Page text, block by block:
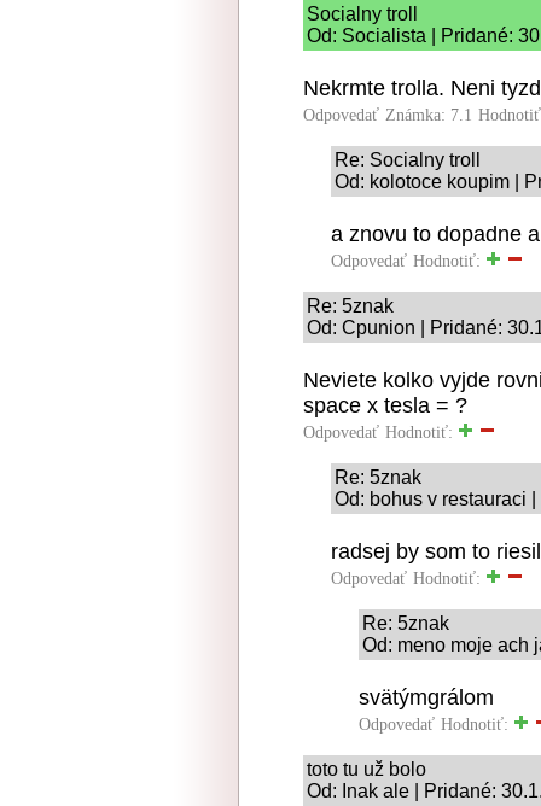
Socialny troll
Od: Socialista | Pridané:
Nekrmte trolla. Neni
Odpovedať Známka: 7.1
Re: Socialny troll
Od: kolotoce koupim |
a znovu to dopadne
Odpovedať Hodnotiť:
Re: 5znak
Od: Cpunion | Pridané:
Neviete kolko vyjde
space x tesla = ?
Odpovedať Hodnotiť:
Re: 5znak
Od: bohus v restauraci
radsej by som to
Odpovedať Hodnotiť:
Re: 5znak
Od: meno moje ach
svätýmgrálom
Odpovedať Hodnotiť:
toto tu už bolo
Od: Inak ale | Pridané: